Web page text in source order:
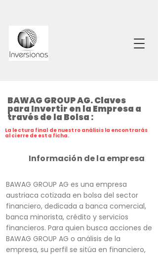
BAWAG GROUP AG. Claves
para Invertir en la Empresa a
través de la Bolsa :
La lectura final de nuestro análisis la encontrarás
al cierre de esta ficha.
Información de la empresa
BAWAG GROUP AG es una empresa
austriaca cotizada en bolsa del sector
financiero, dedicada a banca comercial,
banca minorista, crédito y servicios
financieros. Para quien busca acciones de
BAWAG GROUP AG o análisis de la
empresa, su perfil se sitúa en financiero,